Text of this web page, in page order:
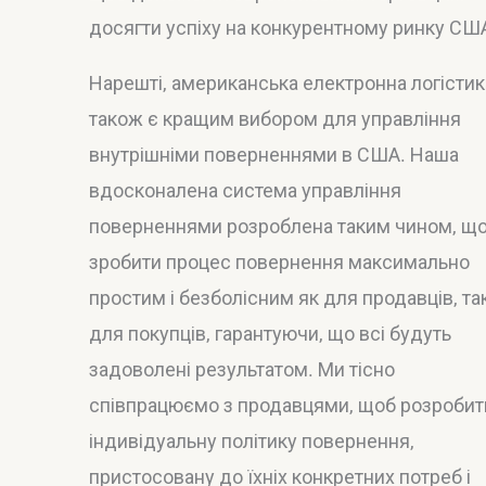
досягти успіху на конкурентному ринку
Нарешті, американська електронна
також є кращим вибором для управління
внутрішніми поверненнями в США. Наша
вдосконалена система управління
поверненнями розроблена таким чином,
зробити процес повернення максимально
простим і безболісним як для продавців,
для покупців, гарантуючи, що всі будуть
задоволені результатом. Ми тісно
співпрацюємо з продавцями, щоб
індивідуальну політику повернення,
пристосовану до їхніх конкретних потреб і